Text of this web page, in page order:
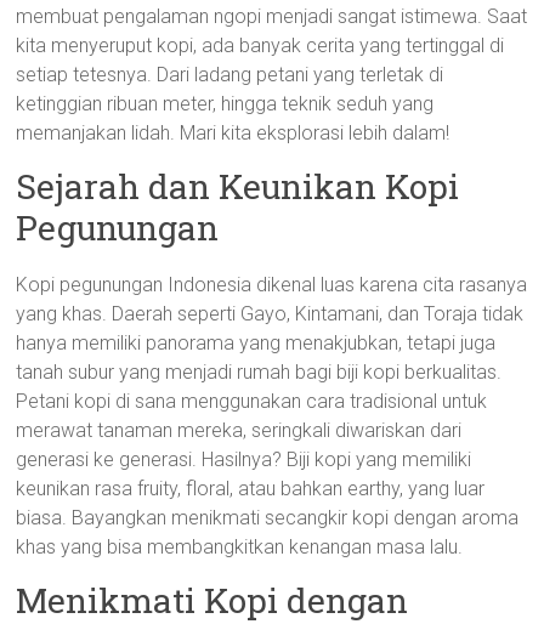
membuat pengalaman ngopi menjadi sangat istimewa. Saat
kita menyeruput kopi, ada banyak cerita yang tertinggal di
setiap tetesnya. Dari ladang petani yang terletak di
ketinggian ribuan meter, hingga teknik seduh yang
memanjakan lidah. Mari kita eksplorasi lebih dalam!
Sejarah dan Keunikan Kopi
Pegunungan
Kopi pegunungan Indonesia dikenal luas karena cita rasanya
yang khas. Daerah seperti Gayo, Kintamani, dan Toraja tidak
hanya memiliki panorama yang menakjubkan, tetapi juga
tanah subur yang menjadi rumah bagi biji kopi berkualitas.
Petani kopi di sana menggunakan cara tradisional untuk
merawat tanaman mereka, seringkali diwariskan dari
generasi ke generasi. Hasilnya? Biji kopi yang memiliki
keunikan rasa fruity, floral, atau bahkan earthy, yang luar
biasa. Bayangkan menikmati secangkir kopi dengan aroma
khas yang bisa membangkitkan kenangan masa lalu.
Menikmati Kopi dengan